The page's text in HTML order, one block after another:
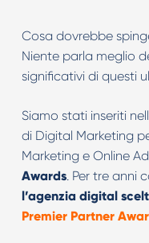
Cosa dovrebbe
Niente parla meglio
significativi di questi
Siamo stati inseriti
di Digital Marketing
Marketing e Online
Awards. Per tre anni
l’agenzia digital
Premier Partner